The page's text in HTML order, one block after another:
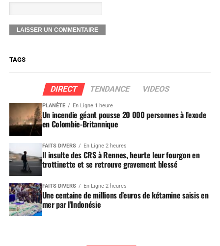
TAGS
DIRECT TENDANCE VIDEOS
PLANÈTE En Ligne 1 heure
Un incendie géant pousse 20 000 personnes à l’exode
en Colombie-Britannique
FAITS DIVERS En Ligne 2 heures
Il insulte des CRS à Rennes, heurte leur fourgon en
trottinette et se retrouve gravement blessé
FAITS DIVERS En Ligne 2 heures
Une centaine de millions d’euros de kétamine saisis en
mer par l’Indonésie